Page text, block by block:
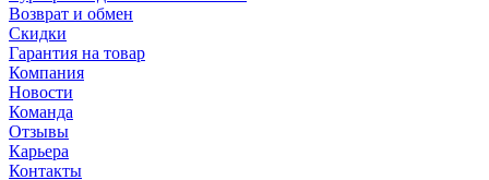
Возврат и обмен
Скидки
Гарантия на товар
Компания
Новости
Команда
Отзывы
Карьера
Контакты